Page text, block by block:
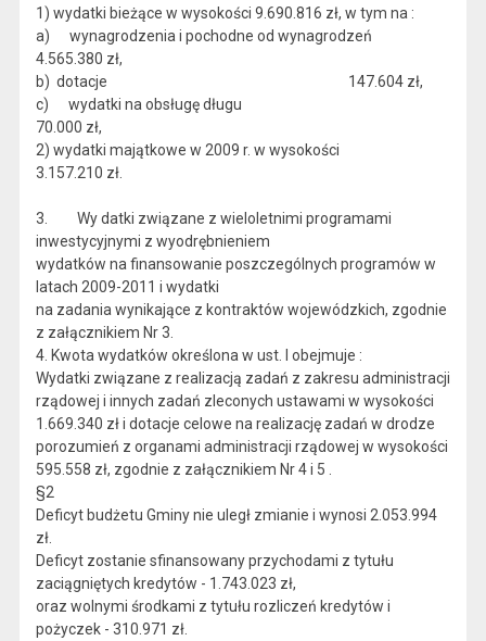
1) wydatki bieżące w wysokości 9.690.816 zł, w tym na :
a) wynagrodzenia i pochodne od wynagrodzeń
4.565.380 zł,
b) dotacje 147.604 zł,
c) wydatki na obsługę długu
70.000 zł,
2) wydatki majątkowe w 2009 r. w wysokości
3.157.210 zł.
3. Wy datki związane z wieloletnimi programami
inwestycyjnymi z wyodrębnieniem
wydatków na finansowanie poszczególnych programów w
latach 2009-2011 i wydatki
na zadania wynikające z kontraktów wojewódzkich, zgodnie
z załącznikiem Nr 3.
4. Kwota wydatków określona w ust. l obejmuje :
Wydatki związane z realizacją zadań z zakresu administracji
rządowej i innych zadań zleconych ustawami w wysokości
1.669.340 zł i dotacje celowe na realizację zadań w drodze
porozumień z organami administracji rządowej w wysokości
595.558 zł, zgodnie z załącznikiem Nr 4 i 5 .
§2
Deficyt budżetu Gminy nie uległ zmianie i wynosi 2.053.994
zł.
Deficyt zostanie sfinansowany przychodami z tytułu
zaciągniętych kredytów - 1.743.023 zł,
oraz wolnymi środkami z tytułu rozliczeń kredytów i
pożyczek - 310.971 zł.